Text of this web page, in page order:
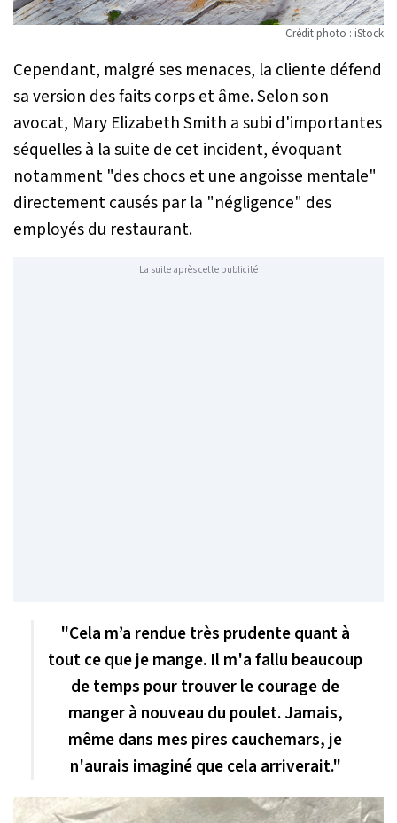
Crédit photo : iStock
Cependant, malgré ses menaces, la cliente défend
sa version des faits corps et âme. Selon son
avocat, Mary Elizabeth Smith a subi d'importantes
séquelles à la suite de cet incident, évoquant
notamment "des chocs et une angoisse mentale"
directement causés par la "négligence" des
employés du restaurant.
La suite après cette publicité
"Cela m’a rendue très prudente quant à
tout ce que je mange. Il m'a fallu beaucoup
de temps pour trouver le courage de
manger à nouveau du poulet. Jamais,
même dans mes pires cauchemars, je
n'aurais imaginé que cela arriverait."